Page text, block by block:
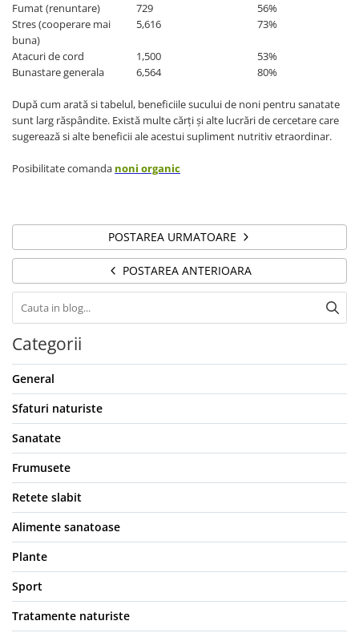
Fumat (renuntare)
729
56%
Stres (cooperare mai
buna)
5,616 73%
Atacuri de cord 1,500
53%
Bunastare generala
6,564 80%
După cum arată si tabelul, beneficiile sucului de noni pentru sanatate
sunt larg răspândite. Există multe cărţi şi alte lucrări de cercetare care
sugerează si alte beneficii ale acestui supliment nutritiv etraordinar.
Posibilitate comanda noni organic
POSTAREA URMATOARE
POSTAREA ANTERIOARA
Categorii
General
Sfaturi naturiste
Sanatate
Frumusete
Retete slabit
Alimente sanatoase
Plante
Sport
Tratamente naturiste